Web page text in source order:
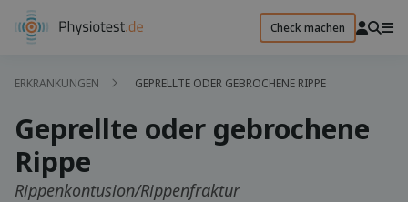
Check machen
ERKRANKUNGEN GEPRELLTE ODER GEBROCHENE RIPPE
Geprellte oder gebrochene
Rippe
Rippenkontusion/Rippenfraktur